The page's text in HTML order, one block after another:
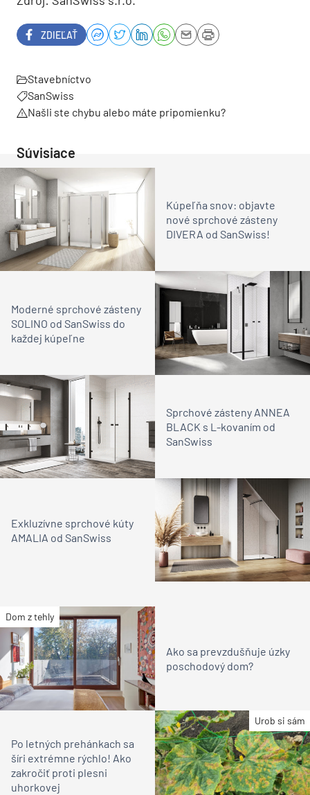
ZDIEĽAŤ
Stavebníctvo
SanSwiss
Našli ste chybu alebo máte pripomienku?
Súvisiace
Kúpeľňa snov: objavte
nové sprchové zásteny
DIVERA od SanSwiss!
Moderné sprchové zásteny
SOLINO od SanSwiss do
každej kúpeľne
Sprchové zásteny ANNEA
BLACK s L-kovaním od
SanSwiss
Exkluzívne sprchové kúty
AMALIA od SanSwiss
Dom z tehly
Ako sa prevzdušňuje úzky
poschodový dom?
Urob si sám
Po letných prehánkach sa
šíri extrémne rýchlo! Ako
zakročiť proti plesni
uhorkovej